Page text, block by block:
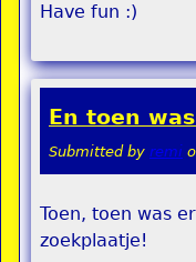
Have fun :)
En toen
Submitted by remi
Toen, toen was
zoekplaatje!